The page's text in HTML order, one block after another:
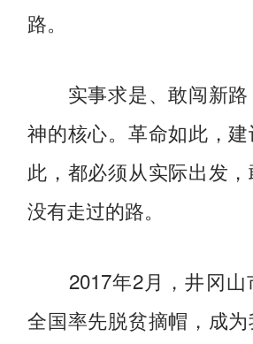
路。
实事求是、敢闯新路
神的核心。革命如此，
此，都必须从实际出发
没有走过的路。
2017年2月，井冈山
全国率先脱贫摘帽，成